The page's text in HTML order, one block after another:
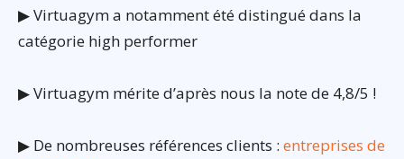
▶ Virtuagym a notamment été distingué dans la
catégorie high performer
▶ Virtuagym mérite d’après nous la note de 4,8/5 !
▶ De nombreuses références clients : entreprises de